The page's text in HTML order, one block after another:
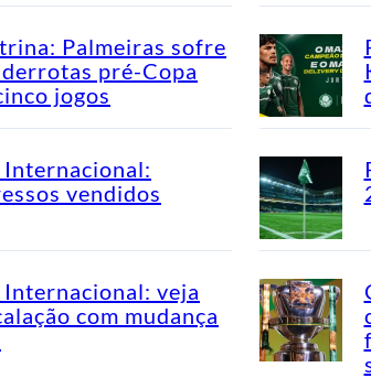
Palmeiras sofre
pré-Copa
jogos
Internacional:
vendidos
Internacional: veja
com mudança